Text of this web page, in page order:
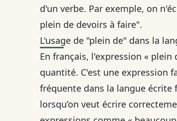
d'un verbe. Par exemple, on
plein de devoirs à faire".
L'usage de "plein de" dans la
En français, l'expression «
quantité. C'est une expression
fréquente dans la langue
lorsqu’on veut écrire